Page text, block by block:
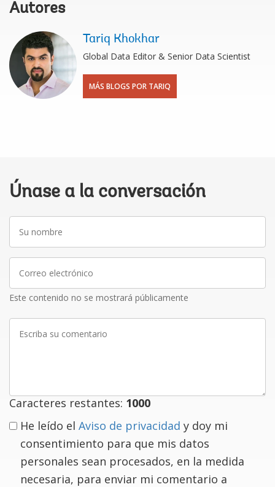
Autores
Tariq Khokhar
Global Data Editor & Senior Data Scientist
MÁS BLOGS POR TARIQ
Únase a la conversación
Su
nombre
Correo
electrónico
Este contenido no se mostrará públicamente
Escriba
Caracteres restantes: 1000
He leído el Aviso de privacidad y doy mi
consentimiento para que mis datos
personales sean procesados, en la medida
necesaria, para enviar mi comentario a